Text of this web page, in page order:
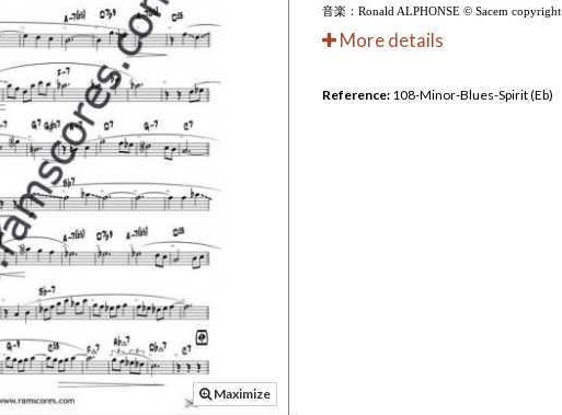
Maximize
音楽：Ronald ALPHONSE © Sacem copyright
More details
Reference: 108-Minor-Blues-Spirit (Eb)